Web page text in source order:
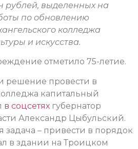
рублей, выделенных на
по обновлению
колледжа
и искусства.
отметило 75-летие.
решение провести в
капитальный
в соцсетях губернатор
Александр Цыбульский.
– привести в порядок
в здании на Троицком